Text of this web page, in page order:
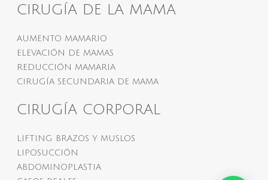
CIRUGÍA DE LA MAMA
AUMENTO MAMARIO
ELEVACIÓN DE MAMAS
REDUCCIÓN MAMARIA
CIRUGÍA SECUNDARIA DE MAMA
CIRUGÍA CORPORAL
LIFTING BRAZOS Y MUSLOS
LIPOSUCCIÓN
ABDOMINOPLASTIA